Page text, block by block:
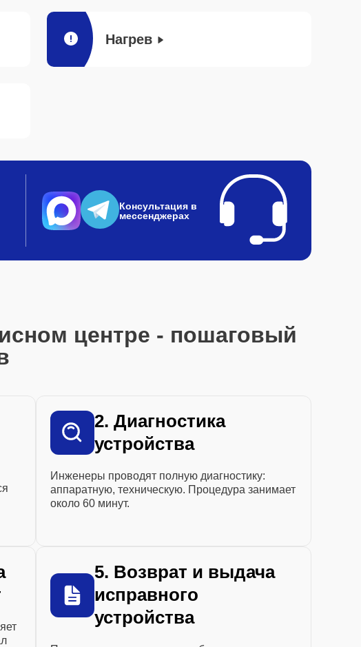
Нагрев
Консультация в
мессенджерах
центре - пошаговый
2. Диагностика
устройства
Инженеры проводят полную диагностику:
аппаратную, техническую. Процедура занимает
около 60 минут.
5. Возврат и выдача
исправного
устройства